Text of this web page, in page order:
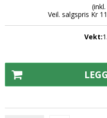
Veil. salgspris Kr
Vekt: